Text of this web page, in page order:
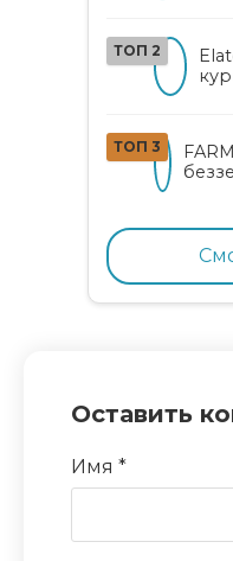
ТОП 2
ТОП 3
Оставить
Имя *